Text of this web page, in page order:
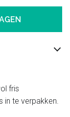
fris
in te verpakken.